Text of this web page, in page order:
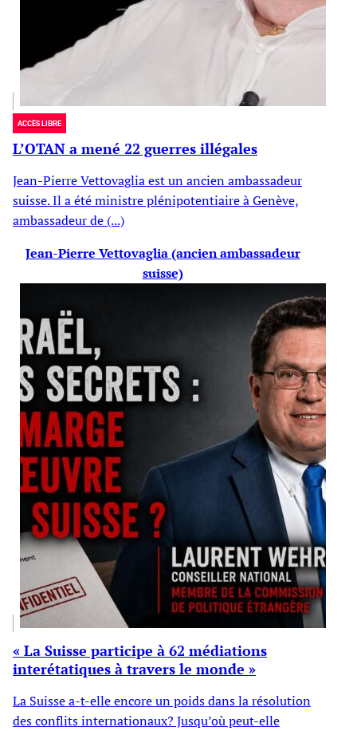
ACCÈS LIBRE
L’OTAN a mené 22 guerres illégales
Jean-Pierre Vettovaglia est un ancien ambassadeur
suisse. Il a été ministre plénipotentiaire à Genève,
ambassadeur de (...)
Jean-Pierre Vettovaglia (ancien ambassadeur
suisse)
« La Suisse participe à 62 médiations
interétatiques à travers le monde »
La Suisse a-t-elle encore un poids dans la résolution
des conflits internationaux? Jusqu’où peut-elle